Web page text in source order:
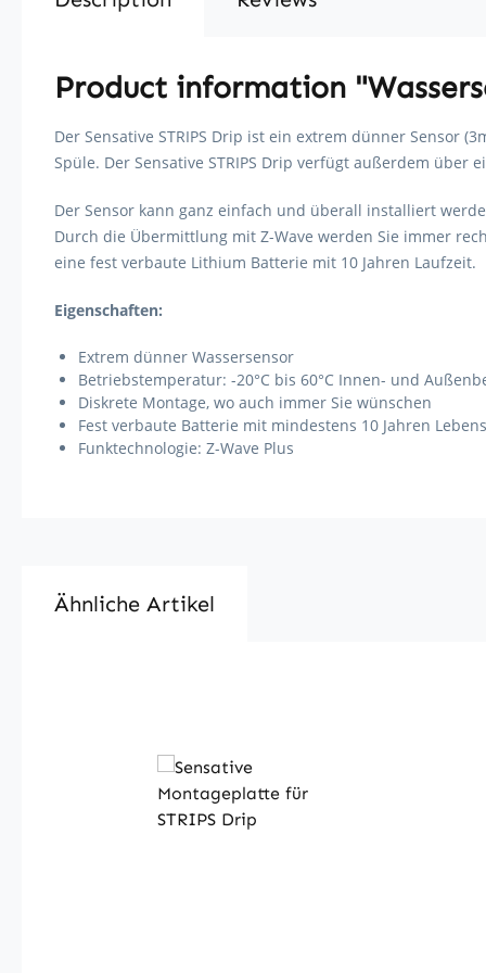
Product information
Der Sensative STRIPS Drip ist ein extrem dünner Sensor
Spüle. Der Sensative STRIPS Drip verfügt außerdem
Der Sensor kann ganz einfach und überall installiert
Durch die Übermittlung mit Z-Wave werden Sie immer
eine fest verbaute Lithium Batterie mit 10 Jahren Laufzeit.
Eigenschaften:
Extrem dünner Wassersensor
Betriebstemperatur: -20°C bis 60°C Innen- und
Diskrete Montage, wo auch immer Sie wünschen
Fest verbaute Batterie mit mindestens 10 Jahren
Funktechnologie: Z-Wave Plus
Ähnliche Artikel